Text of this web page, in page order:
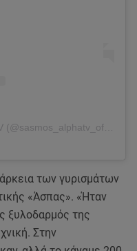
A post shared by Σασμός Alpha TV (@sasmos_alphatv_official)
των γυρισμάτων
«Άσπας». «Ήταν
ξυλοδαρμός της
Στην